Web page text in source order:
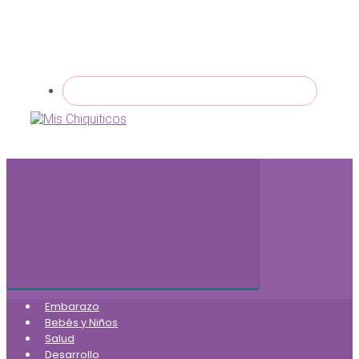
Embarazo
Bebés y Niños
Salud
Desarrollo